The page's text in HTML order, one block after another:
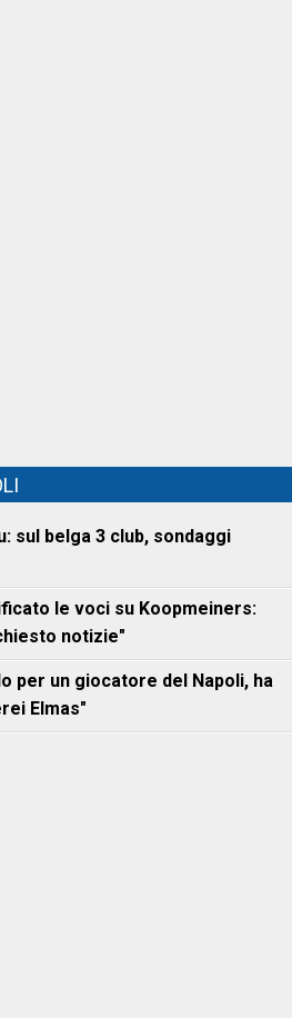
sul belga 3 club, sondaggi
le voci su Koopmeiners:
notizie"
per un giocatore del Napoli, ha
Elmas"